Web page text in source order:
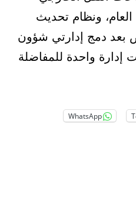
ونظام تحديث
بعد دمج إدارتي شؤون
إدارة واحدة للمفاضلة
WhatsApp